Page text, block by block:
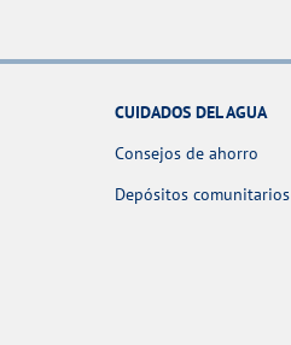
CUIDADOS DEL AGUA
Consejos de ahorro
Depósitos comunitarios